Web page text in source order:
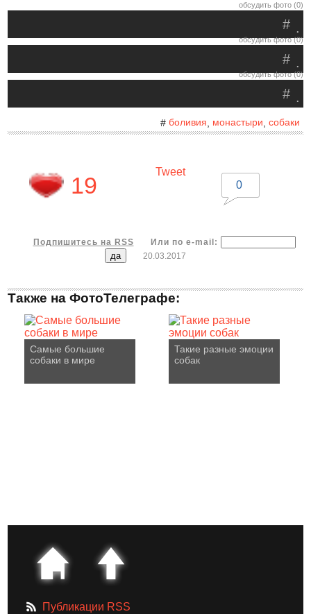
обсудить фото (0)
.
#
обсудить фото (0)
.
#
обсудить фото (0)
.
#
# боливия монастыри собаки
19
Tweet
0
Подпишитесь на RSS
Или по e-mail:
20.03.2017
Также на ФотоТелеграфе:
Самые большие
собаки в мире
Такие разные эмоции
собак
Публикации RSS